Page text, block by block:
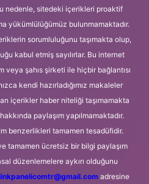
nedenle, sitedeki içerikleri proaktif
yükümlülüğümüz bulunmamaktadır.
sorumluluğunu taşımakta olup,
kabul etmiş sayılırlar. Bu internet
veya şahıs şirketi ile hiçbir bağlantısı
kendi hazırladığımız makaleler
içerikler haber niteliği taşımamakta
paylaşım yapılmamaktadır.
benzerlikleri tamamen tesadüfidir.
tamamen ücretsiz bir bilgi paylaşım
düzenlemelere aykırı olduğunu
adresine